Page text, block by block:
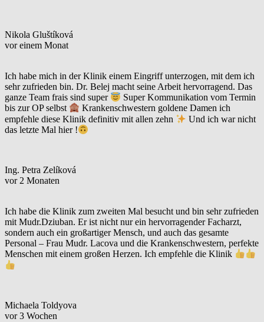
Nikola Gluštíková
vor einem Monat
Ich habe mich in der Klinik einem Eingriff unterzogen, mit dem ich
sehr zufrieden bin. Dr. Belej macht seine Arbeit hervorragend. Das
ganze Team frais sind super
Super Kommunikation vom Termin
bis zur OP selbst
Krankenschwestern goldene Damen ich
empfehle diese Klinik definitiv mit allen zehn
Und ich war nicht
das letzte Mal hier !
Ing. Petra Zelíková
vor 2 Monaten
Ich habe die Klinik zum zweiten Mal besucht und bin sehr zufrieden
mit Mudr.Dziuban. Er ist nicht nur ein hervorragender Facharzt,
sondern auch ein großartiger Mensch, und auch das gesamte
Personal – Frau Mudr. Lacova und die Krankenschwestern, perfekte
Menschen mit einem großen Herzen. Ich empfehle die Klinik
Michaela Toldyova
vor 3 Wochen